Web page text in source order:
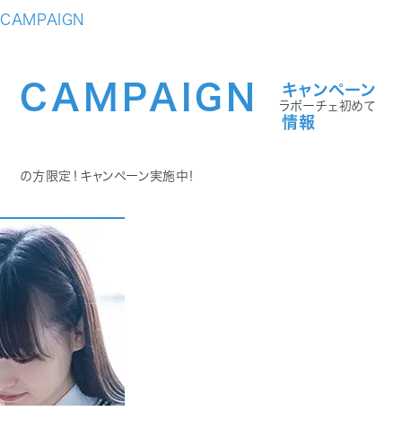
CAMPAIGN
CAMPAIGN
キャンペーン
情報
ラポーチェ初めて
の方限定！キャンペーン実施中！